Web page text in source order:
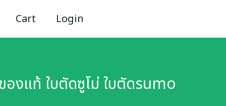
Cart Login
องแท้ ใบตัดซูโม่ ใบตัดsumo